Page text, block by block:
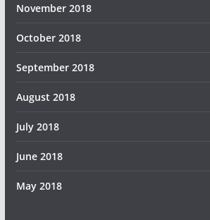
November 2018
October 2018
September 2018
August 2018
July 2018
June 2018
May 2018